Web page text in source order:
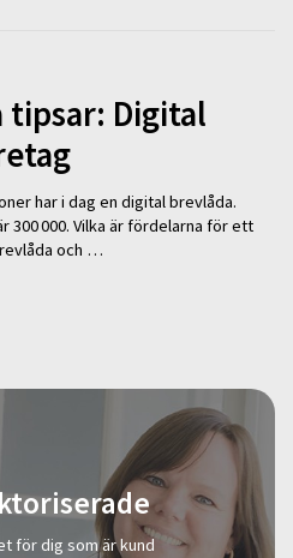
Digital
har i dag en digital brevlåda.
000. Vilka är fördelarna för ett
och …
för dig som är kund